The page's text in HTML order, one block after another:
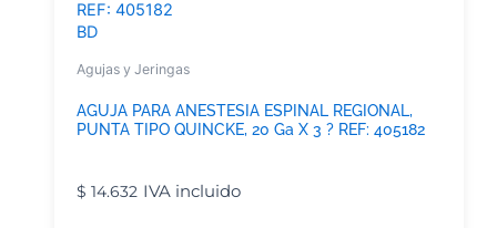
BD
Agujas y Jeringas
AGUJA PARA ANESTESIA ESPINAL REGIONAL,
PUNTA TIPO QUINCKE, 20 Ga X 3 ? REF: 405182
$ 14.632 IVA incluido